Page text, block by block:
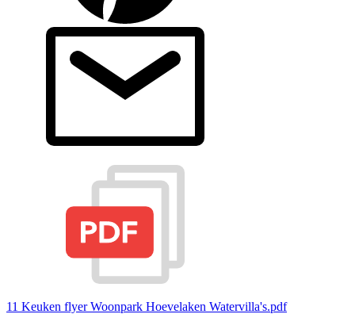
11 Keuken flyer Woonpark Hoevelaken Watervilla's.pdf